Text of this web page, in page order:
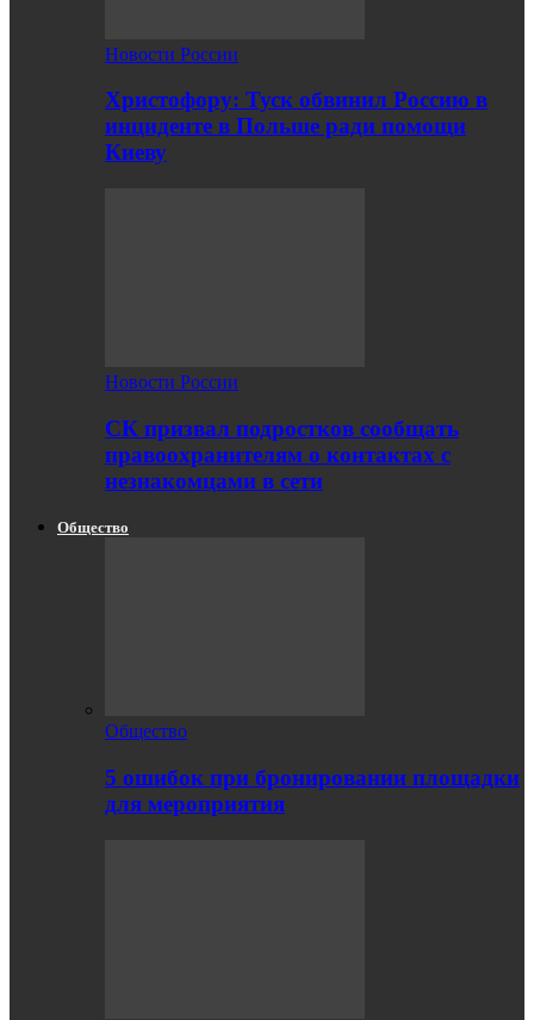
Новости России
Христофору: Туск обвинил Россию в
инциденте в Польше ради помощи
Киеву
Новости России
СК призвал подростков сообщать
правоохранителям о контактах с
незнакомцами в сети
Общество
Общество
5 ошибок при бронировании площадки
для мероприятия